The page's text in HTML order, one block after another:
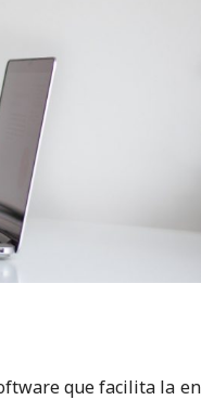
que facilita la